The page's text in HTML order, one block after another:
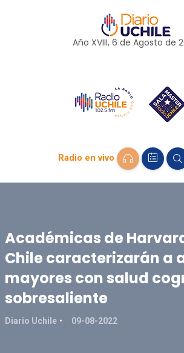
Año XVIII, 6 de Agosto de
Radio en vivo
Académicas de
Chile caracterizarán a
mayores con salud
sobresaliente
Diario Uchile 09-08-2022